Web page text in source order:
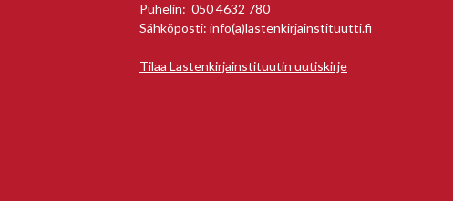
Puhelin: 050 4632 780
Sähköposti: info(a)lastenkirjainstituutti.fi
Tilaa Lastenkirjainstituutin uutiskirje